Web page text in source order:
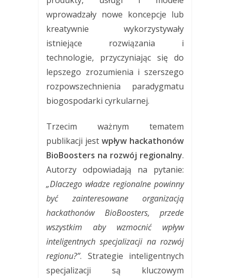
wprowadzały nowe koncepcje lub
kreatywnie wykorzystywały
istniejące rozwiązania i
technologie, przyczyniając się do
lepszego zrozumienia i szerszego
rozpowszechnienia paradygmatu
biogospodarki cyrkularnej.
Trzecim ważnym tematem
publikacji jest wpływ hackathonów
BioBoosters na rozwój regionalny.
Autorzy odpowiadają na pytanie:
„Dlaczego władze regionalne powinny
być zainteresowane organizacją
hackathonów BioBoosters, przede
wszystkim aby wzmocnić wpływ
inteligentnych specjalizacji na rozwój
regionu?”. Strategie inteligentnych
specjalizacji są kluczowym